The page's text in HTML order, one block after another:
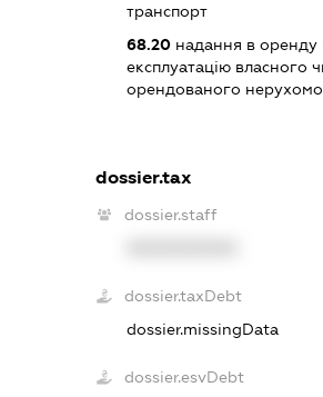
транспорт
68.20надання в оренду
експлуатацію власного
орендованого
dossier.tax
dossier.staff
dossier.taxDebt
dossier.missingData
dossier.esvDebt